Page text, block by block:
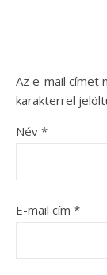
Az e-mail címet
karakterrel
Név *
E-mail cím *